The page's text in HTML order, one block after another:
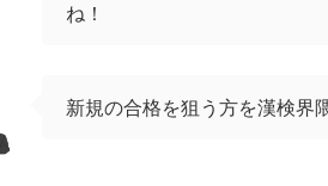
ね！
新規の合格を狙う方を漢検界